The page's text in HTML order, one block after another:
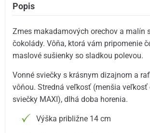
Popis
Zmes makadamových orechov a malín
čokolády. Vôňa, ktorá vám pripomenie
maslové sušienky so sladkou polevou.
Vonné sviečky s krásnym dizajnom a
vôňou. Stredná veľkosť (menšia veľkosť
sviečky MAXI), dlhá doba horenia.
Výška približne 14 cm